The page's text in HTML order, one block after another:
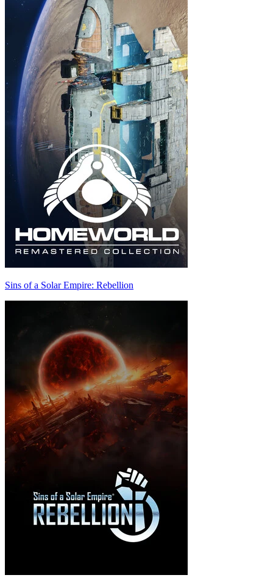
Sins of a Solar Empire: Rebellion